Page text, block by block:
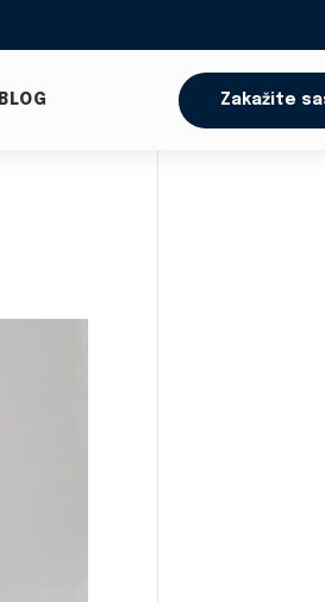
BLOG Zakažite